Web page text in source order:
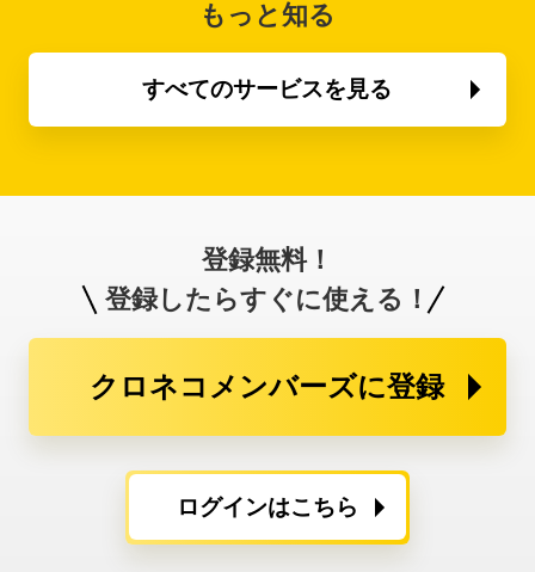
もっと知る
すべてのサービスを見る
登録無料！
登録したらすぐに使える！
クロネコメンバーズに登録
ログインはこちら